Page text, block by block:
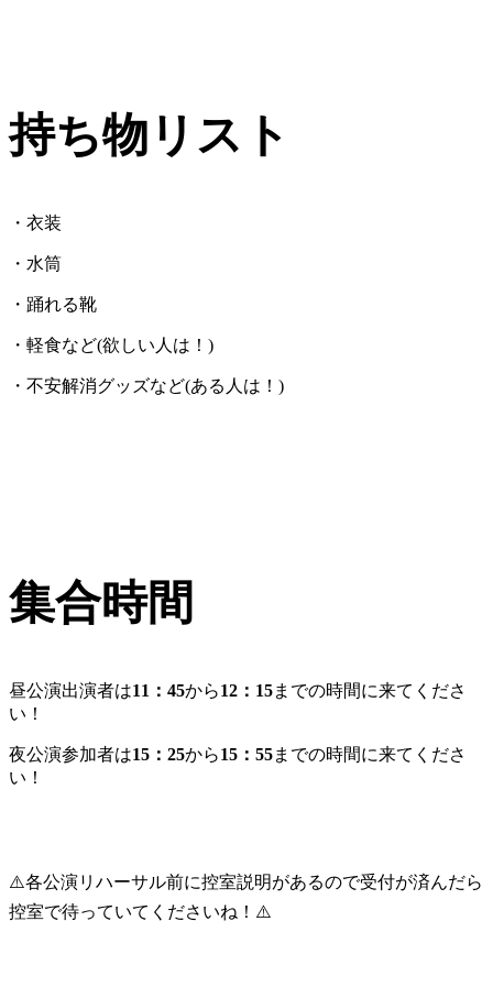
持ち物リスト
・衣装
・水筒
・踊れる靴
・軽食など(欲しい人は！)
・不安解消グッズなど(ある人は！)
集合時間
昼公演出演者は11：45から12：15までの時間に来てくださ
い！
夜公演参加者は15：25から15：55までの時間に来てくださ
い！
⚠️各公演リハーサル前に控室説明があるので受付が済んだら
控室で待っていてくださいね！⚠️